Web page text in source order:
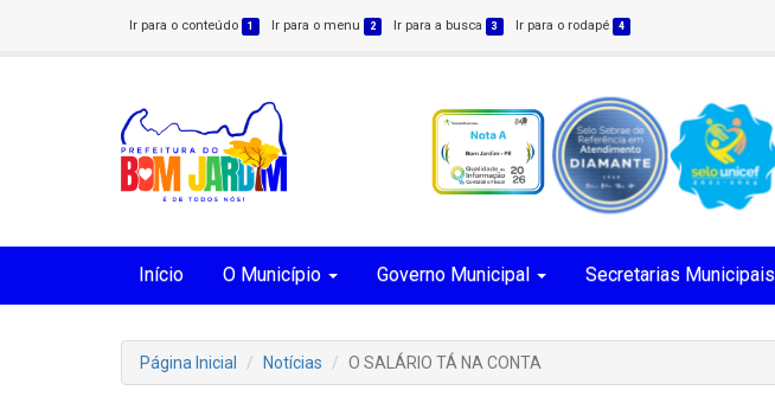
Ir para o conteúdo 1 Ir para o menu 2 Ir para a busca 3 Ir para o rodapé 4
Início O Município Governo Municipal Secretarias Municipais
Página Inicial Notícias O SALÁRIO TÁ NA CONTA